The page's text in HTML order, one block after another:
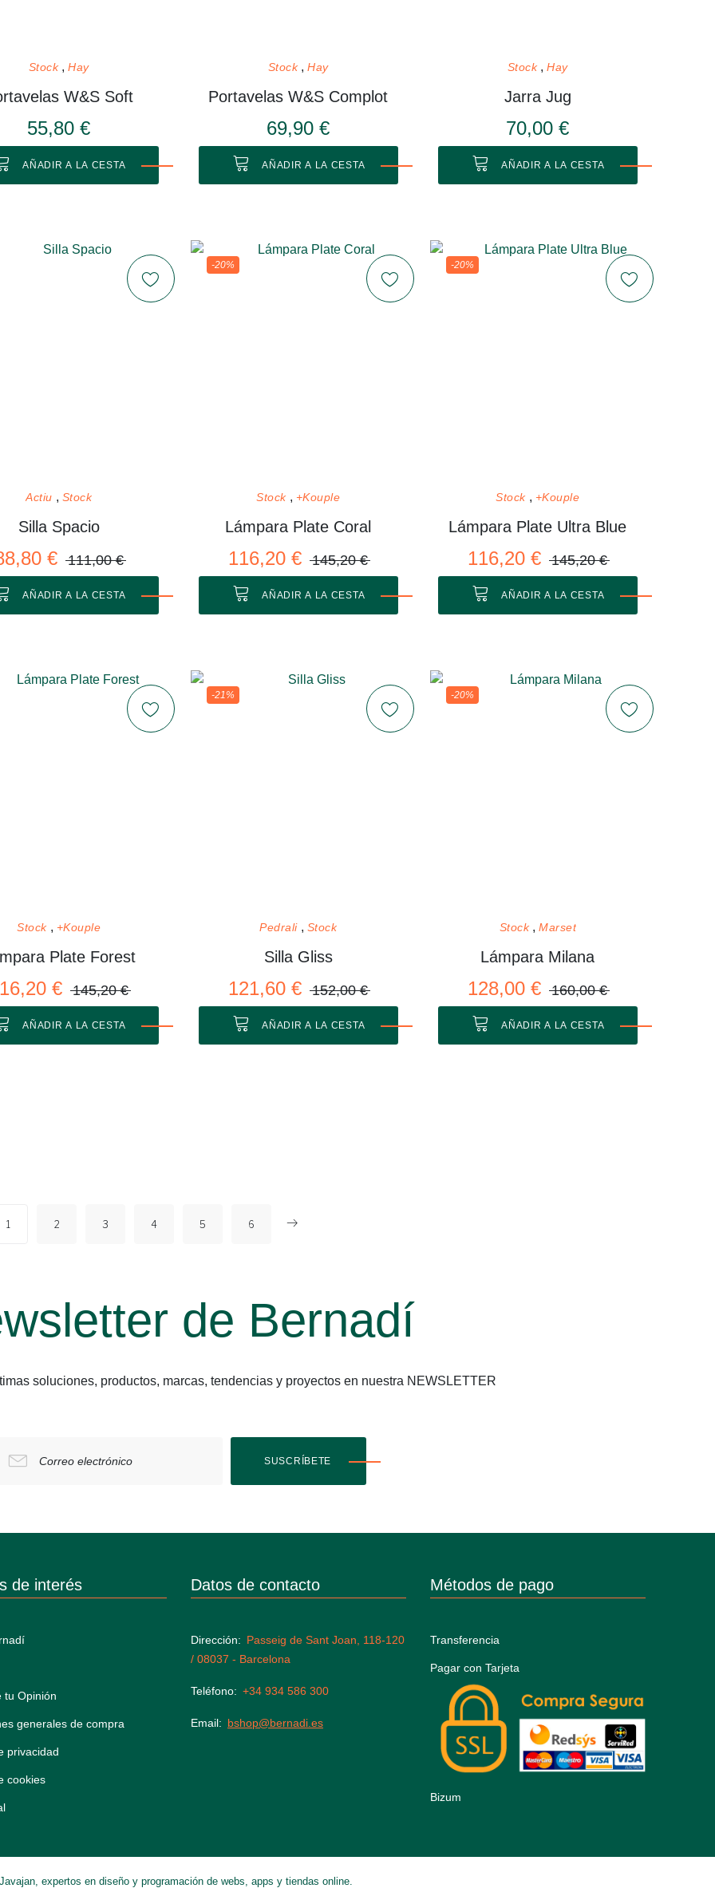
Stock Hay
W&S Soft
55,80 €
AÑADIR A LA CESTA
Stock Hay
Portavelas W&S Complot
69,90 €
AÑADIR A LA CESTA
Stock Hay
Jarra Jug
70,00 €
AÑADIR A LA CESTA
Actiu Stock
Silla Spacio
€ 111,00 €
AÑADIR A LA CESTA
-20%
Stock +Kouple
Lámpara Plate Coral
116,20 € 145,20 €
AÑADIR A LA CESTA
-20%
Stock +Kouple
Lámpara Plate Ultra Blue
116,20 € 145,20 €
AÑADIR A LA CESTA
Stock +Kouple
Plate Forest
€ 145,20 €
AÑADIR A LA CESTA
-21%
Pedrali Stock
Silla Gliss
121,60 € 152,00 €
AÑADIR A LA CESTA
-20%
Stock Marset
Lámpara Milana
128,00 € 160,00 €
AÑADIR A LA CESTA
1 2 3 4 5 6
de Bernadí
soluciones, productos, marcas, tendencias y proyectos en nuestra NEWSLETTER
Correo electrónico SUSCRÍBETE
de interés
tu Opinión
generales de compra
privacidad
cookies
Datos de contacto
Dirección
Passeig de Sant Joan, 118-120
/ 08037 - Barcelona
Teléfono +34 934 586 300
Email bshop@bernadi.es
Métodos de pago
Transferencia
Pagar con Tarjeta
Bizum
expertos en diseño y programación de webs, apps y tiendas online.